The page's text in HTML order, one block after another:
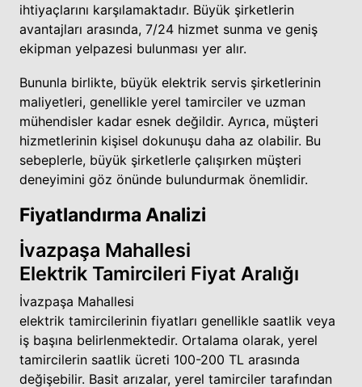
ihtiyaçlarını karşılamaktadır. Büyük şirketlerin
avantajları arasında, 7/24 hizmet sunma ve geniş
ekipman yelpazesi bulunması yer alır.
Bununla birlikte, büyük elektrik servis şirketlerinin
maliyetleri, genellikle yerel tamirciler ve uzman
mühendisler kadar esnek değildir. Ayrıca, müşteri
hizmetlerinin kişisel dokunuşu daha az olabilir. Bu
sebeplerle, büyük şirketlerle çalışırken müşteri
deneyimini göz önünde bulundurmak önemlidir.
Fiyatlandırma Analizi
İvazpaşa Mahallesi
Elektrik Tamircileri Fiyat Aralığı
İvazpaşa Mahallesi
elektrik tamircilerinin fiyatları genellikle saatlik veya
iş başına belirlenmektedir. Ortalama olarak, yerel
tamircilerin saatlik ücreti 100-200 TL arasında
değişebilir. Basit arızalar, yerel tamirciler tarafından